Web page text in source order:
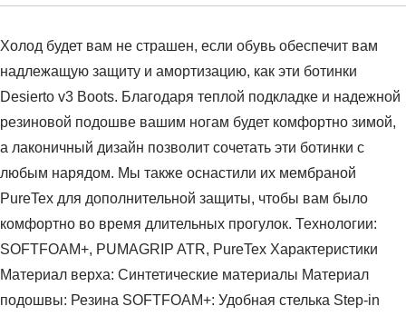
Холод будет вам не страшен, если обувь обеспечит вам
надлежащую защиту и амортизацию, как эти ботинки
Desierto v3 Boots. Благодаря теплой подкладке и надежной
резиновой подошве вашим ногам будет комфортно зимой,
а лаконичный дизайн позволит сочетать эти ботинки с
любым нарядом. Мы также оснастили их мембраной
PureTex для дополнительной защиты, чтобы вам было
комфортно во время длительных прогулок. Технологии:
SOFTFOAM+, PUMAGRIP ATR, PureTex Характеристики
Материал верха: Синтетические материалы Материал
подошвы: Резина SOFTFOAM+: Удобная стелька Step-in